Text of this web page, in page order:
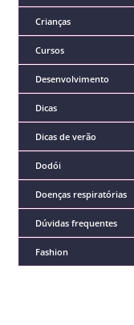
Crianças
Cursos
Desenvolvimento
Dicas
Dicas de verão
Dodói
Doenças respiratórias
Dúvidas frequentes
Fashion